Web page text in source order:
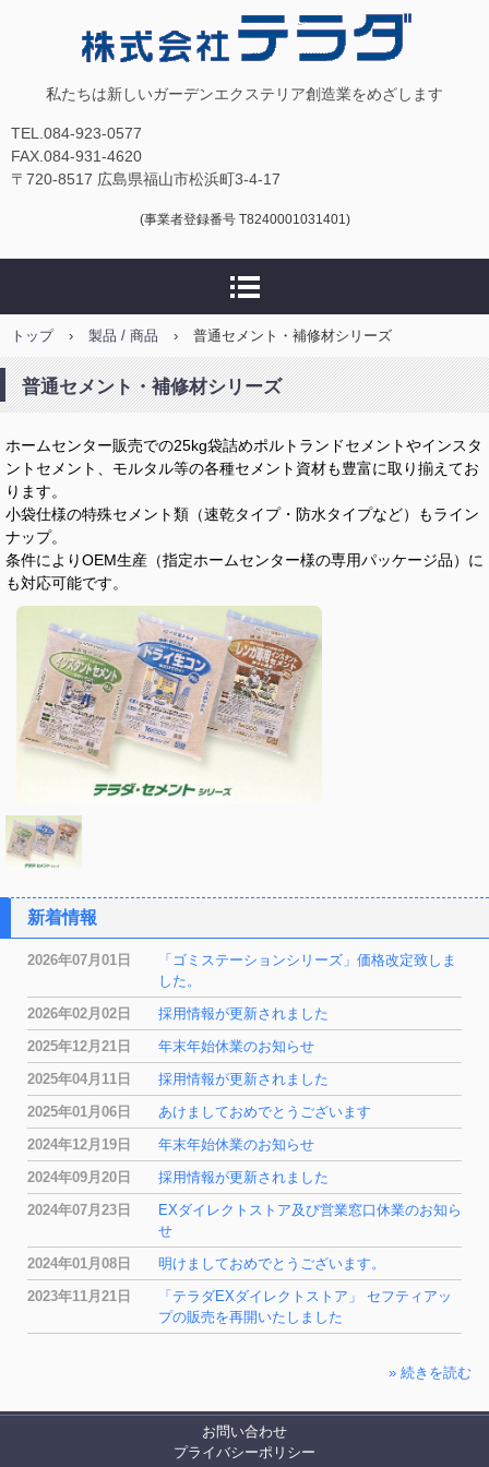
株式会社テラダ
私たちは新しいガーデンエクステリア創造業をめざします
TEL.084-923-0577
FAX.084-931-4620
〒720-8517 広島県福山市松浜町3-4-17
(事業者登録番号 T8240001031401)
トップ › 製品 / 商品 › 普通セメント・補修材シリーズ
普通セメント・補修材シリーズ
ホームセンター販売での25kg袋詰めポルトランドセメントやインスタ
ントセメント、モルタル等の各種セメント資材も豊富に取り揃えてお
ります。
小袋仕様の特殊セメント類（速乾タイプ・防水タイプなど）もライン
ナップ。
条件によりOEM生産（指定ホームセンター様の専用パッケージ品）に
も対応可能です。
新着情報
2026年07月01日
「ゴミステーションシリーズ」価格改定致しま
した。
2026年02月02日
採用情報が更新されました
2025年12月21日
年末年始休業のお知らせ
2025年04月11日
採用情報が更新されました
2025年01月06日
あけましておめでとうございます
2024年12月19日
年末年始休業のお知らせ
2024年09月20日
採用情報が更新されました
2024年07月23日
EXダイレクトストア及び営業窓口休業のお知ら
せ
2024年01月08日
明けましておめでとうございます。
2023年11月21日
「テラダEXダイレクトストア」 セフティアッ
プの販売を再開いたしました
» 続きを読む
お問い合わせ
プライバシーポリシー